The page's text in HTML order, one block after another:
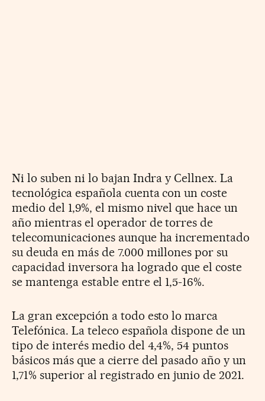
Ni lo suben ni lo bajan Indra y Cellnex. La
tecnológica española cuenta con un coste
medio del 1,9%, el mismo nivel que hace un
año mientras el operador de torres de
telecomunicaciones aunque ha incrementado
su deuda en más de 7.000 millones por su
capacidad inversora ha logrado que el coste
se mantenga estable entre el 1,5-16%.
La gran excepción a todo esto lo marca
Telefónica. La teleco española dispone de un
tipo de interés medio del 4,4%, 54 puntos
básicos más que a cierre del pasado año y un
1,71% superior al registrado en junio de 2021.